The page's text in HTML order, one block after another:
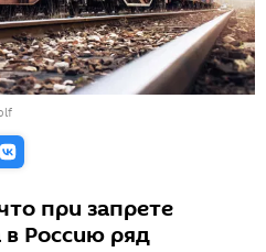
при запрете
в Россию ряд